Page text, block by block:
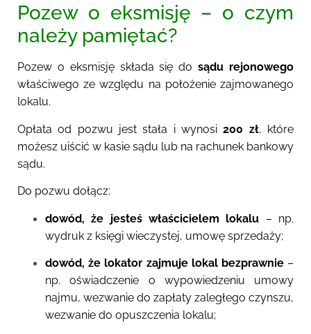
Pozew o eksmisję – o czym
należy pamiętać?
Pozew o eksmisję składa się dosądu rejonowego
właściwego ze względu na położenie zajmowanego
lokalu.
Opłata od pozwu jest stała i wynosi 200 zł, które
możesz uiścić w kasie sądu lub na rachunek bankowy
sądu.
Do pozwu dołącz:
dowód, że jesteś właścicielem lokalu – np.
wydruk z księgi wieczystej, umowę sprzedaży;
dowód, że lokator zajmuje lokal bezprawnie–
np. oświadczenie o wypowiedzeniu umowy
najmu, wezwanie do zapłaty zaległego czynszu,
wezwanie do opuszczenia lokalu;